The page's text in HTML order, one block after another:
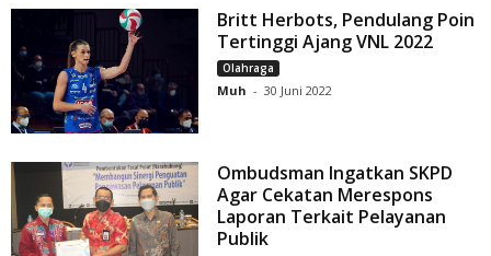
Britt Herbots, Pendulang Poin
Tertinggi Ajang VNL 2022
Olahraga
Muh - 30 Juni 2022
Ombudsman Ingatkan SKPD
Agar Cekatan Merespons
Laporan Terkait Pelayanan
Publik